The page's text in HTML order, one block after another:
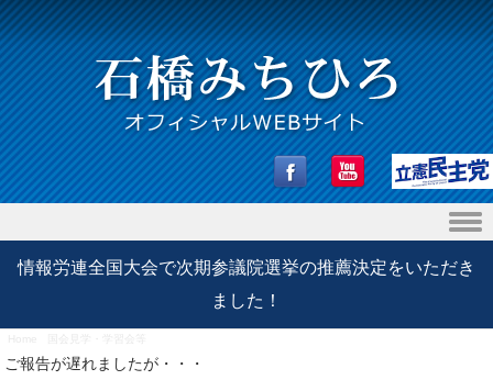
Skip to content
情報労連全国大会で次期参議院選挙の推薦決定をいただき
ました！
ご報告が遅れましたが・・・